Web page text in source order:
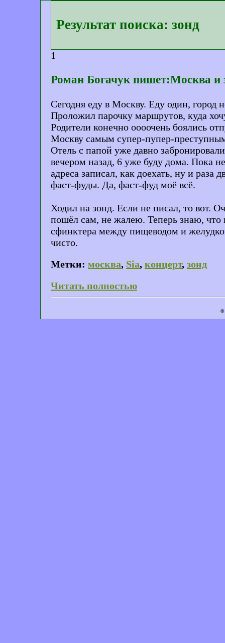
Результат поиска: зонд
1
Роман Богачук пишет:Москва и
Сегодня еду в Москву. Еду один, город
Проложил парочку маршрутов, куда
Родители конечно оооочень боялись
Москву самым супер-пупер-
Отель с папой уже давно
вечером назад, 6 уже буду дома. Пока
адреса записал, как доехать, ну и раза
фаст-фуды. Да, фаст-фуд моё всё.
Ходил на зонд. Если не писал, то вот.
пошёл сам, не жалею. Теперь знаю, что
сфинктера между пищеводом и
чисто.
Метки: москва, Sia, концерт, зонд
Читать полностью
©